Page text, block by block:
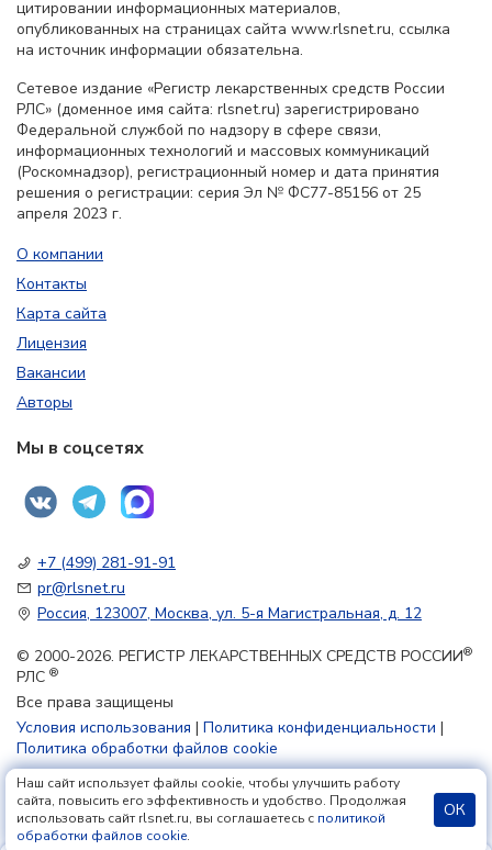
цитировании информационных материалов,
опубликованных на страницах сайта www.rlsnet.ru, ссылка
на источник информации обязательна.
Сетевое издание «Регистр лекарственных средств России
РЛС» (доменное имя сайта: rlsnet.ru) зарегистрировано
Федеральной службой по надзору в сфере связи,
информационных технологий и массовых коммуникаций
(Роскомнадзор), регистрационный номер и дата принятия
решения о регистрации: серия Эл № ФС77-85156 от 25
апреля 2023 г.
О компании
Контакты
Карта сайта
Лицензия
Вакансии
Авторы
Мы в соцсетях
+7 (499) 281-91-91
pr@rlsnet.ru
Россия, 123007, Москва, ул. 5-я Магистральная, д. 12
© 2000-2026. РЕГИСТР ЛЕКАРСТВЕННЫХ СРЕДСТВ РОССИИ®
РЛС ®
Все права защищены
Условия использования | Политика конфиденциальности |
Политика обработки файлов cookie
18+
Наш сайт использует файлы cookie, чтобы улучшить работу
сайта, повысить его эффективность и удобство. Продолжая
использовать сайт rlsnet.ru, вы соглашаетесь с политикой
обработки файлов cookie.
ОК